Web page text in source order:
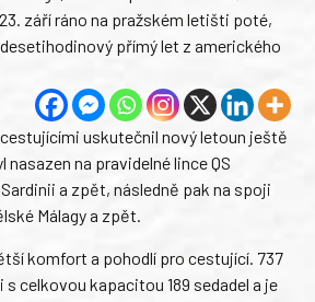
září ráno na pražském letišti poté,
přímý let z amerického
uskutečnil nový letoun ještě
nasazen na pravidelné lince QS
Sardinii a zpět, následně pak na spoji
Málagy a zpět.
komfort a pohodlí pro cestující. 737
s celkovou kapacitou 189 sedadel a je